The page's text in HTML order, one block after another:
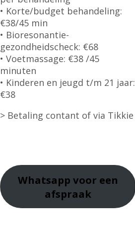
• Korte/budget behandeling:
€38/45 min
• Bioresonantie-
gezondheidscheck: €68
• Voetmassage: €38 /45
minuten
• Kinderen en jeugd t/m 21 jaar:
€38
> Betaling contant of via Tikkie
Whatsapp voor een
afspraak